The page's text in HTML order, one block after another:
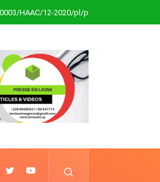
HAAC/12-2020/pl/p